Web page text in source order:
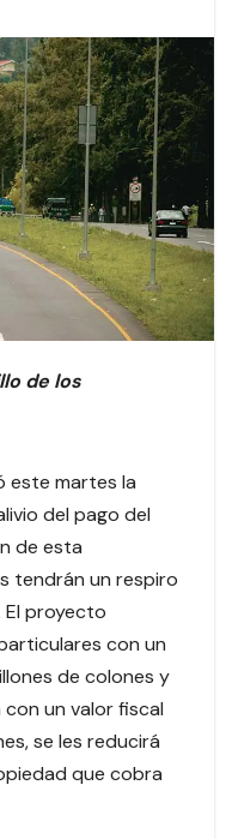
de los
este martes la
del pago del
de esta
tendrán un respiro
El proyecto
con un
de colones y
un valor fiscal
se les reducirá
que cobra